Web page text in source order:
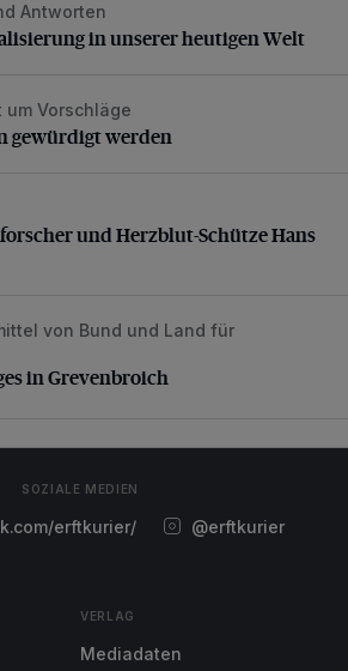
in unserer heutigen Welt
Antworten
in unserer heutigen Welt
werden
Vorschläge
gewürdigt werden
und Herzblut-Schütze Hans
und Herzblut-Schütze Hans
in Grevenbroich
von Bund und Land für
in Grevenbroich
SOZIALE MEDIEN
erftkurier/ @erftkurier
VERLAG
Mediadaten